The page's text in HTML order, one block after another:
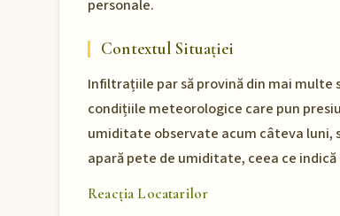
personale.
Contextul Situației
Infiltrațiile par să provină din mai multe
condițiile meteorologice care pun
umiditate observate acum câteva luni,
apară pete de umiditate, ceea ce indică
Reacția Locatarilor